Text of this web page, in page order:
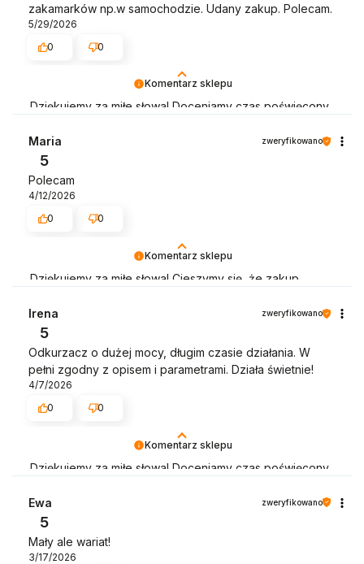
Komentarz sklepu
Dziękujemy za miłe słowa! Doceniamy czas poświęcony
Jesteśmy szczęśliwi, że mamy takich klientów. Z
pozdrowieniami, obsługa sklepu.
zakamarków np.w samochodzie. Udany zakup. Polecam.
5/29/2026
0
0
Komentarz sklepu
Dziękujemy za miłe słowa! Cieszymy się, że zakup
odpowiednią obsługę tak świetnym klientom.
Dziękujemy raz jeszcze!
Maria zweryfikowano
5
Polecam
4/12/2026
0
0
Komentarz sklepu
Dziękujemy za miłe słowa! Doceniamy czas poświęcony
Jesteśmy szczęśliwi, że mamy takich klientów. Z
pozdrowieniami, obsługa sklepu.
Irena zweryfikowano
5
Odkurzacz o dużej mocy, długim czasie działania. W
pełni zgodny z opisem i parametrami. Działa świetnie!
4/7/2026
0
0
Ewa zweryfikowano
5
Mały ale wariat!
3/17/2026